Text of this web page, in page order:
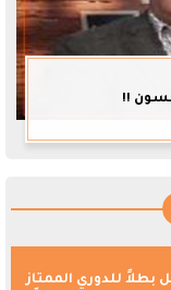
حسون !!
بطلاً للدوري الممتاز